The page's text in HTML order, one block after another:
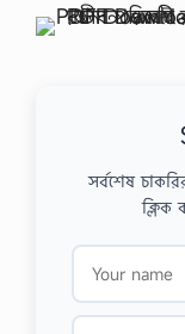
সর্বশেষ
ক্লিক